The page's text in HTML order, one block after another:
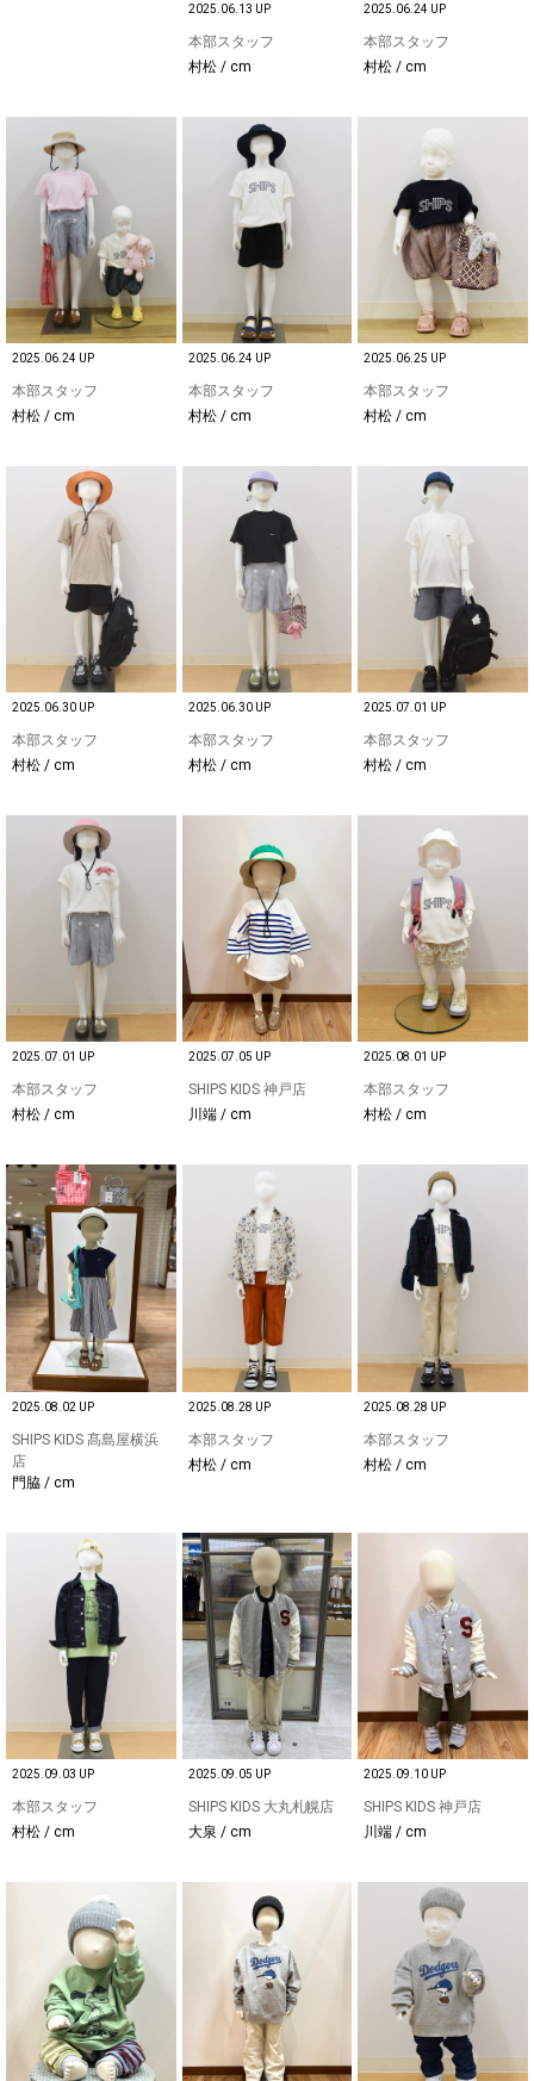
2025.06.13 UP
本部スタッフ
村松 / cm
2025.06.24 UP
本部スタッフ
村松 / cm
2025.06.24 UP
本部スタッフ
村松 / cm
2025.06.24 UP
本部スタッフ
村松 / cm
2025.06.25 UP
本部スタッフ
村松 / cm
2025.06.30 UP
本部スタッフ
村松 / cm
2025.06.30 UP
本部スタッフ
村松 / cm
2025.07.01 UP
本部スタッフ
村松 / cm
2025.07.01 UP
本部スタッフ
村松 / cm
2025.07.05 UP
SHIPS KIDS 神戸店
川端 / cm
2025.08.01 UP
本部スタッフ
村松 / cm
2025.08.02 UP
SHIPS KIDS 髙島屋横浜
店
門脇 / cm
2025.08.28 UP
本部スタッフ
村松 / cm
2025.08.28 UP
本部スタッフ
村松 / cm
2025.09.03 UP
本部スタッフ
村松 / cm
2025.09.05 UP
SHIPS KIDS 大丸札幌店
大泉 / cm
2025.09.10 UP
SHIPS KIDS 神戸店
川端 / cm